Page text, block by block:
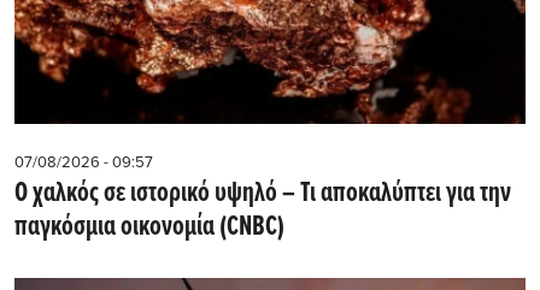
07/08/2026 - 09:57
Ο χαλκός σε ιστορικό υψηλό – Τι αποκαλύπτει για την
παγκόσμια οικονομία (CNBC)